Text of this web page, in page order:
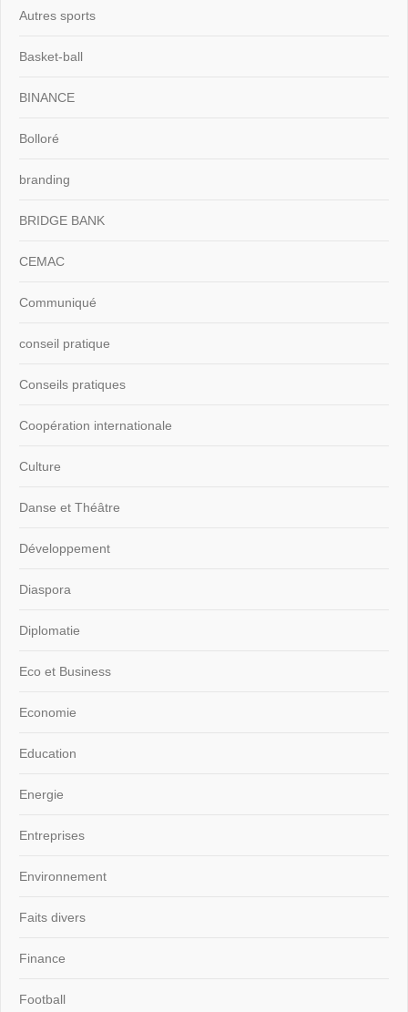
Autres sports
Basket-ball
BINANCE
Bolloré
branding
BRIDGE BANK
CEMAC
Communiqué
conseil pratique
Conseils pratiques
Coopération internationale
Culture
Danse et Théâtre
Développement
Diaspora
Diplomatie
Eco et Business
Economie
Education
Energie
Entreprises
Environnement
Faits divers
Finance
Football